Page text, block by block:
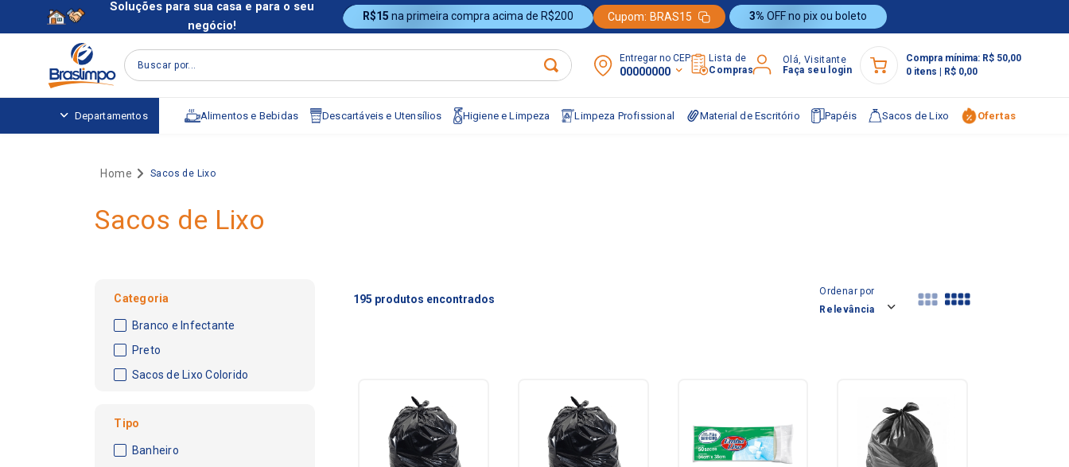
Soluções para sua casa e para o seu
negócio!
R$15 na primeira compra acima de R$200 Cupom: BRAS15 3% OFF no pix ou boleto
Buscar por... Entregar no CEP:
00000000
Lista de
Compras
Olá, Visitante
Faça seu login
Compra mínima: R$ 50,00
0 itens R$ 0,00
Departamentos Alimentos e Bebidas Descartáveis e Utensílios Higiene e Limpeza Limpeza Profissional Material de Escritório Papéis Sacos de Lixo Ofertas
Sacos de Lixo
Sacos de Lixo
Categoria
Branco e Infectante
Preto
Sacos de Lixo Colorido
Tipo
Banheiro
195
Ordenar por
Relevância